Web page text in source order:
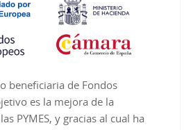
beneficiaria de Fondos
es la mejora de la
PYMES, y gracias al cual ha